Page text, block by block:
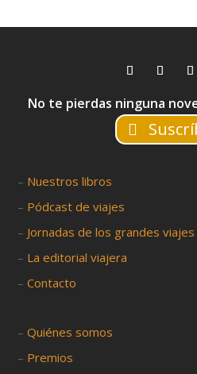
No te pierdas ninguna
– Nuestros libros
– Pódcast de viajes
– Jornadas de los grandes viajes
– La editorial viajera
–Contacto
–Quiénes somos
– Premios